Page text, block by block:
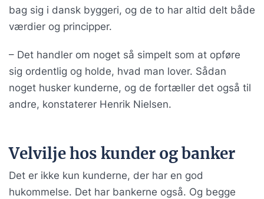
bag sig i dansk byggeri, og de to har altid delt både
værdier og principper.
– Det handler om noget så simpelt som at opføre
sig ordentlig og holde, hvad man lover. Sådan
noget husker kunderne, og de fortæller det også til
andre, konstaterer Henrik Nielsen.
Velvilje hos kunder og banker
Det er ikke kun kunderne, der har en god
hukommelse. Det har bankerne også. Og begge